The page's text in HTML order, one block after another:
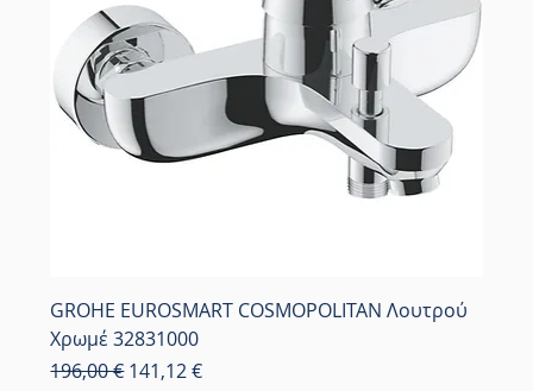
GROHE EUROSMART COSMOPOLITAN Λουτρού
Χρωμέ 32831000
Κανονική τιμή
196,00 € Τιμή Έκπτωσης
141,12 €